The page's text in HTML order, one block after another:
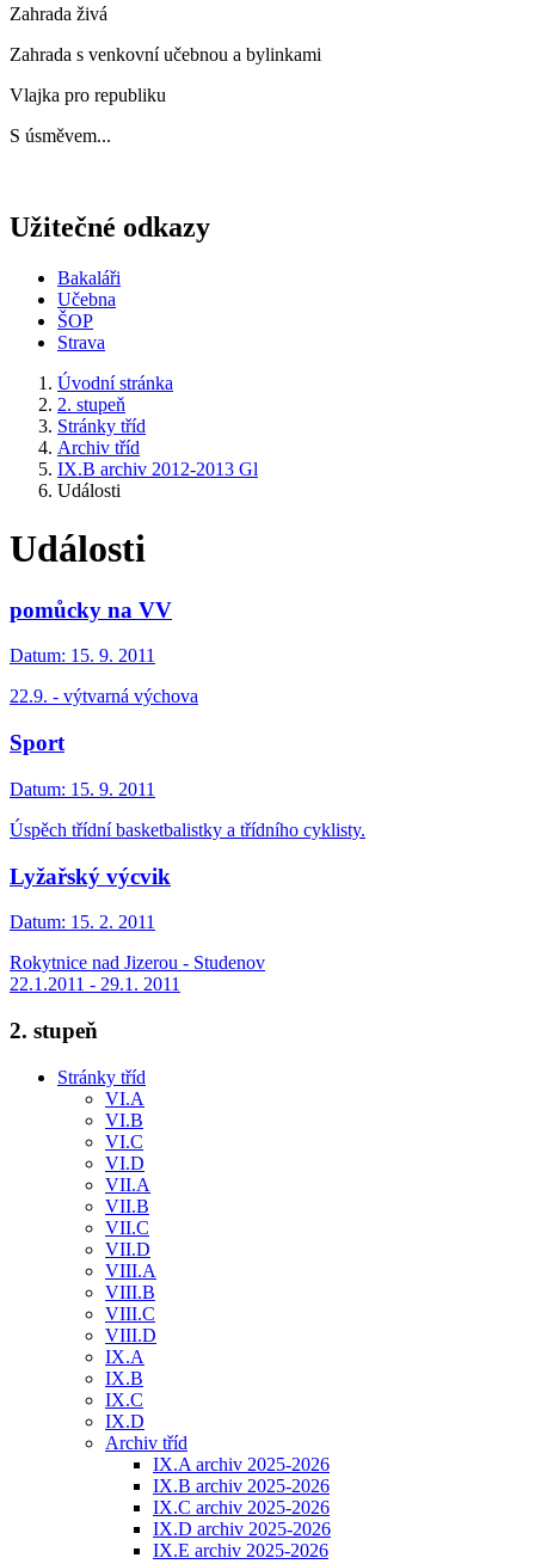
Zahrada živá
Zahrada s venkovní učebnou a bylinkami
Vlajka pro republiku
S úsměvem...
Užitečné odkazy
Bakaláři
Učebna
ŠOP
Strava
Úvodní stránka
2. stupeň
Stránky tříd
Archiv tříd
IX.B archiv 2012-2013 Gl
Události
Události
pomůcky na VV
Datum: 15. 9. 2011
22.9. - výtvarná výchova
Sport
Datum: 15. 9. 2011
Úspěch třídní basketbalistky a třídního cyklisty.
Lyžařský výcvik
Datum: 15. 2. 2011
Rokytnice nad Jizerou - Studenov
22.1.2011 - 29.1. 2011
2. stupeň
Stránky tříd
VI.A
VI.B
VI.C
VI.D
VII.A
VII.B
VII.C
VII.D
VIII.A
VIII.B
VIII.C
VIII.D
IX.A
IX.B
IX.C
IX.D
Archiv tříd
IX.A archiv 2025-2026
IX.B archiv 2025-2026
IX.C archiv 2025-2026
IX.D archiv 2025-2026
IX.E archiv 2025-2026